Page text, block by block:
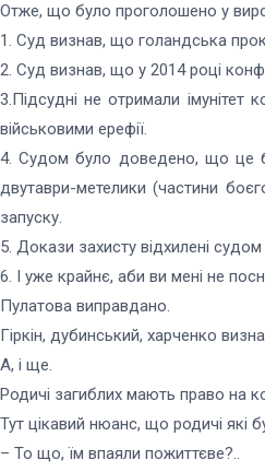
Отже, що було проголошено у
1. Суд визнав, що голандська
2. Суд визнав, що у 2014 році
3.Підсудні не отримали імунітет
військовими ерефії.
4. Судом було доведено, що це
двутаври-метелики (частини
запуску.
5. Докази захисту відхилені
6. І уже крайнє, аби ви мені не
Пулатова виправдано.
Гіркін, дубинський, харченко
А, і ще.
Родичі загиблих мають право на
Тут цікавий нюанс, що родичі які
– То що, їм впаяли пожиттєве?..